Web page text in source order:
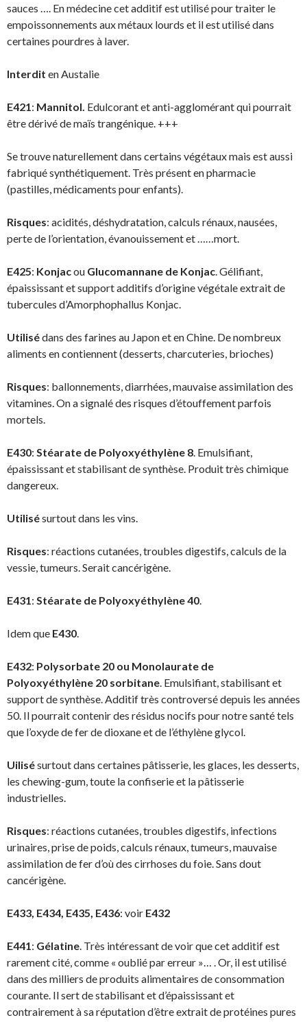
sauces …. En médecine cet additif est utilisé pour traiter le
empoissonnements aux métaux lourds et il est utilisé dans
certaines pourdres à laver.
Interdit en Austalie
E421: Mannitol. Edulcorant et anti-agglomérant qui pourrait
être dérivé de maïs trangénique. +++
Se trouve naturellement dans certains végétaux mais est aussi
fabriqué synthétiquement. Très présent en pharmacie
(pastilles, médicaments pour enfants).
Risques: acidités, déshydratation, calculs rénaux, nausées,
perte de l’orientation, évanouissement et ……mort.
E425: Konjacou Glucomannane de Konjac. Gélifiant,
épaississant et support additifs d’origine végétale extrait de
tubercules d’Amorphophallus Konjac.
Utilisédans des farines au Japon et en Chine. De nombreux
aliments en contiennent (desserts, charcuteries, brioches)
Risques: ballonnements, diarrhées, mauvaise assimilation des
vitamines. On a signalé des risques d’étouffement parfois
mortels.
E430: Stéarate de Polyoxyéthylène 8. Emulsifiant,
épaississant et stabilisant de synthèse. Produit très chimique
dangereux.
Utilisésurtout dans les vins.
Risques: réactions cutanées, troubles digestifs, calculs de la
vessie, tumeurs. Serait cancérigène.
E431: Stéarate de Polyoxyéthylène 40.
Idem que E430.
E432: Polysorbate 20 ou Monolaurate de
Polyoxyéthylène 20 sorbitane. Emulsifiant, stabilisant et
support de synthèse. Additif très controversé depuis les années
50. Il pourrait contenir des résidus nocifs pour notre santé tels
que l’oxyde de fer de dioxane et de l’éthylène glycol.
Uilisésurtout dans certaines pâtisserie, les glaces, les desserts,
les chewing-gum, toute la confiserie et la pâtisserie
industrielles.
Risques: réactions cutanées, troubles digestifs, infections
urinaires, prise de poids, calculs rénaux, tumeurs, mauvaise
assimilation de fer d’où des cirrhoses du foie. Sans dout
cancérigène.
E433, E434, E435, E436: voir E432
E441: Gélatine. Très intéressant de voir que cet additif est
rarement cité, comme « oublié par erreur »… . Or, il est utilisé
dans des milliers de produits alimentaires de consommation
courante. Il sert de stabilisant et d’épaississant et
contrairement à sa réputation d’être extrait de protéines pures